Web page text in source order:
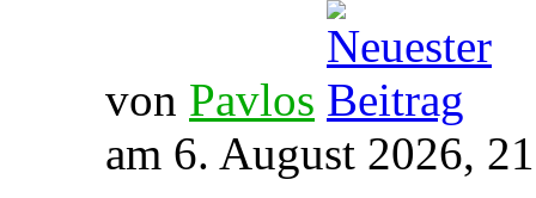
von Pavlos
am 6. August 2026,